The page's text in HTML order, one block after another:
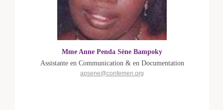
Mme Anne Penda Sène Bampoky
Assistante en Communication & en Documentation
apsene@confemen.org